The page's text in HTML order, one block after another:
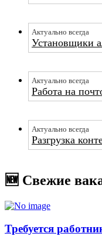
Актуально всегда
Установщики
Актуально всегда
Работа на
Актуально всегда
Разгрузка
🆕 Свежие
Требуется